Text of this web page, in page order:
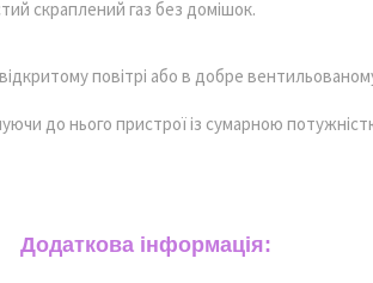
скраплений газ без домішок.
повітрі або в добре
до нього пристрої із сумарною
Додаткова інформація: